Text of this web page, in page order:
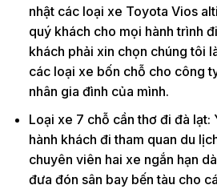
nhật các loại xe Toyota Vios
quý khách cho mọi hành trình
khách phải xin chọn chúng tôi
các loại xe bốn chỗ cho công
nhân gia đình của mình.
Loại xe 7 chỗ cần thơ đi đà lạt:
hành khách đi tham quan du
chuyên viên hai xe ngắn hạn
đưa đón sân bay bến tàu cho